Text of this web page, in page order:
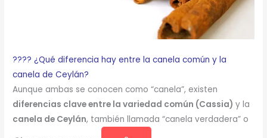
???? ¿Qué diferencia hay entre la canela común y la
canela de Ceylán?
Aunque ambas se conocen como “canela”, existen
diferencias clave entre la variedad común (Cassia) y la
canela de Ceylán, también llamada “canela verdadera” o